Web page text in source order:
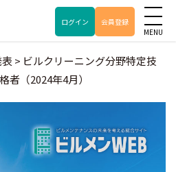
ログイン 会員登録
> ビルクリーニング分野特定技
者（2024年4月）